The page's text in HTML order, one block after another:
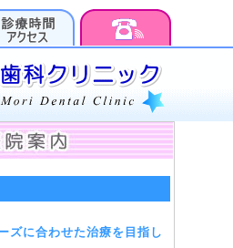
ズに合わせた治療を目指し